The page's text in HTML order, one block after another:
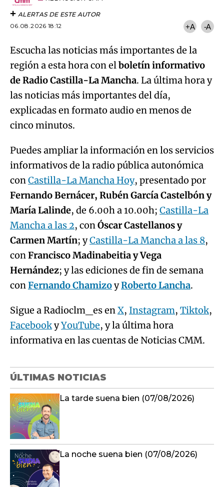
ALERTAS DE ESTE AUTOR
06.08.2026 18:12
+A -A
Escucha las noticias más importantes de la
región a esta hora con elboletín informativo
de Radio Castilla-La Mancha. La última hora y
las noticias más importantes del día,
explicadas en formato audio en menos de
cinco minutos.
Puedes ampliar la información en los servicios
informativos de la radio pública autonómica
conCastilla-La Mancha Hoy, presentado por
Fernando Bernácer, Rubén García Castelbón y
María Lalinde, de 6.00h a 10.00h; Castilla-La
Mancha a las 2, conÓscar Castellanos y
Carmen Martín; yCastilla-La Mancha a las 8,
conFrancisco Madinabeitia y Vega
Hernández; y las ediciones de fin de semana
conFernando ChamizoyRoberto Lancha.
Sigue a Radioclm_es enX, Instagram, Tiktok,
FacebookyYouTube, y la última hora
informativa en las cuentas de Noticias CMM.
ÚLTIMAS NOTICIAS
La tarde suena bien (07/08/2026)
La noche suena bien (07/08/2026)